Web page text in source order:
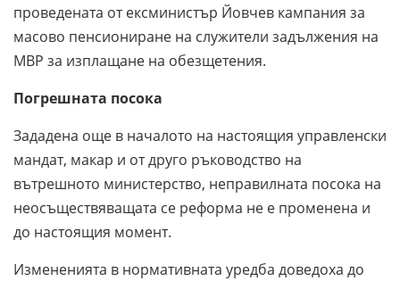
проведената от ексминистър Йовчев кампания за
масово пенсиониране на служители задължения на
МВР за изплащане на обезщетения.
Погрешната посока
Зададена още в началото на настоящия управленски
мандат, макар и от друго ръководство на
вътрешното министерство, неправилната посока на
неосъществяващата се реформа не е променена и
до настоящия момент.
Измененията в нормативната уредба доведоха до